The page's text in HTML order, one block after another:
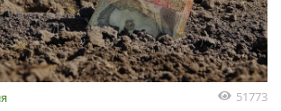
51773